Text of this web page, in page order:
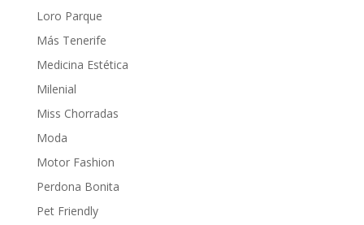
Loro Parque
Más Tenerife
Medicina Estética
Milenial
Miss Chorradas
Moda
Motor Fashion
Perdona Bonita
Pet Friendly